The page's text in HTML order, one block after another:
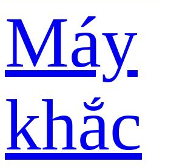
Máy
khắc